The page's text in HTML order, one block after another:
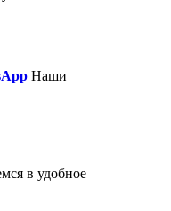
Наши
в удобное